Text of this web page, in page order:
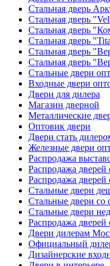
Стальная дверь
Стальная дверь
Стальная дверь
Стальная дверь
Стальная дверь
Стальная дверь
Стальные двери
Входные двери
Двери для дилера
Магазин дверной
Металлические
Оптовик двери
Двери стать
Железные двери
Распродажа
Распродажа дверей
Распродажа дверей
Стальные двери
Стальные двери со
Стальные двери
Распродажа дверей
Двери дилерам
Официальный
Дизайнерские